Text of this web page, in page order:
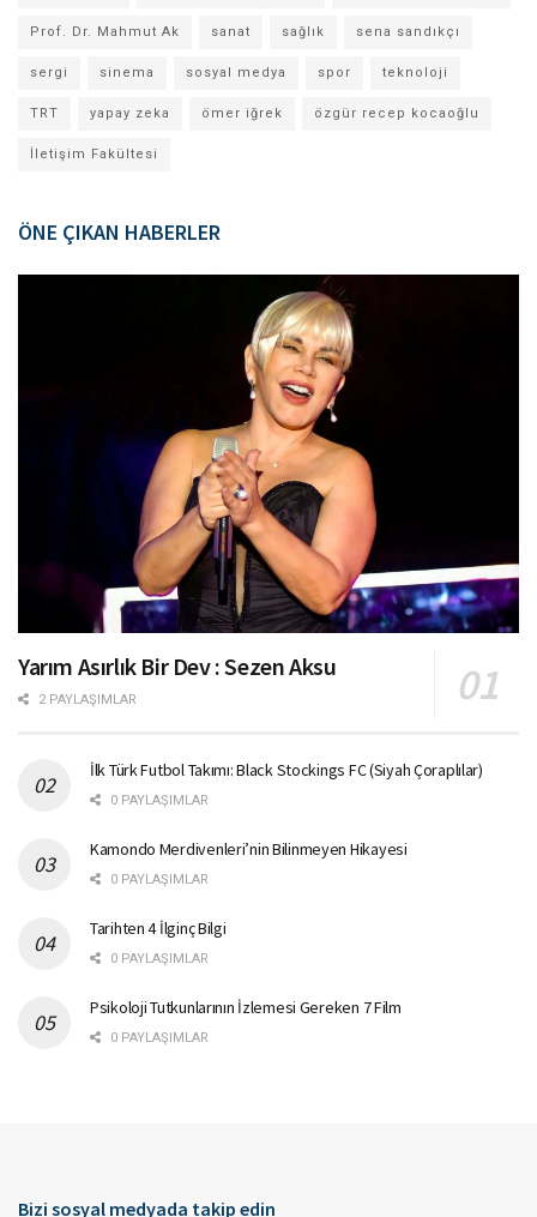
Prof. Dr. Mahmut Ak sanat sağlık sena sandıkçı
sergi sinema sosyal medya spor teknoloji
TRT yapay zeka ömer iğrek özgür recep kocaoğlu
İletişim Fakültesi
ÖNE ÇIKAN HABERLER
Yarım Asırlık Bir Dev : Sezen Aksu
2 PAYLAŞIMLAR
İlk Türk Futbol Takımı: Black Stockings FC (Siyah Çoraplılar)
0 PAYLAŞIMLAR
Kamondo Merdivenleri’nin Bilinmeyen Hikayesi
0 PAYLAŞIMLAR
Tarihten 4 İlginç Bilgi
0 PAYLAŞIMLAR
Psikoloji Tutkunlarının İzlemesi Gereken 7 Film
0 PAYLAŞIMLAR
Bizi sosyal medyada takip edin